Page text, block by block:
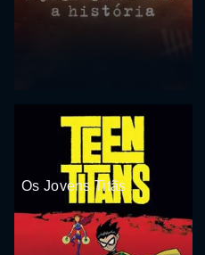
Os Jovens Titãs